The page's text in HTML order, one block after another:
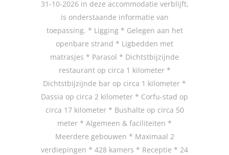
31-10-2026 in deze accommodatie verblijft,
is onderstaande informatie van
toepassing. * Ligging * Gelegen aan het
openbare strand * Ligbedden met
matrasjes * Parasol * Dichtstbijzijnde
restaurant op circa 1 kilometer *
Dichtstbijzijnde bar op circa 1 kilometer *
Dassia op circa 2 kilometer * Corfu-stad op
circa 17 kilometer * Bushalte op circa 50
meter * Algemeen & faciliteiten *
Meerdere gebouwen * Maximaal 2
verdiepingen * 428 kamers * Receptie * 24